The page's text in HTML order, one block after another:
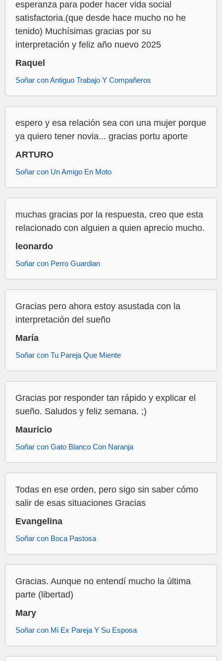
esperanza para poder hacer vida social
satisfactoria.(que desde hace mucho no he
tenido) Muchísimas gracias por su
interpretación y feliz año nuevo 2025
Raquel
Soñar con Antiguo Trabajo Y Compañeros
espero y esa relación sea con una mujer porque
ya quiero tener novia... gracias portu aporte
ARTURO
Soñar con Un Amigo En Moto
muchas gracias por la respuesta, creo que esta
relacionado con alguien a quien aprecio mucho.
leonardo
Soñar con Perro Guardian
Gracias pero ahora estoy asustada con la
interpretación del sueño
María
Soñar con Tu Pareja Que Miente
Gracias por responder tan rápido y explicar el
sueño. Saludos y feliz semana. ;)
Mauricio
Soñar con Gato Blanco Con Naranja
Todas en ese orden, pero sigo sin saber cómo
salir de esas situaciones Gracias
Evangelina
Soñar con Boca Pastosa
Gracias. Aunque no entendí mucho la última
parte (libertad)
Mary
Soñar con Mi Ex Pareja Y Su Esposa